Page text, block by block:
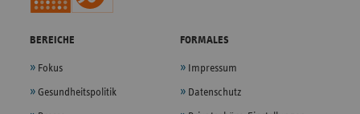
BEREICHE
Fokus
Gesundheitspolitik
FORMALES
Impressum
Datenschutz